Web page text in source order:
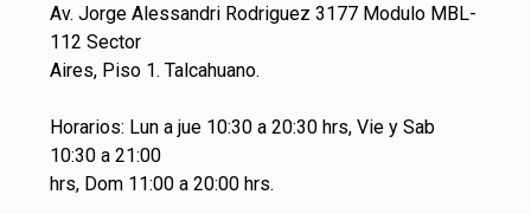
Av. Jorge Alessandri Rodriguez 3177 Modulo MBL-
112 Sector
Aires, Piso 1. Talcahuano.
Horarios: Lun a jue 10:30 a 20:30 hrs, Vie y Sab
10:30 a 21:00
hrs, Dom 11:00 a 20:00 hrs.